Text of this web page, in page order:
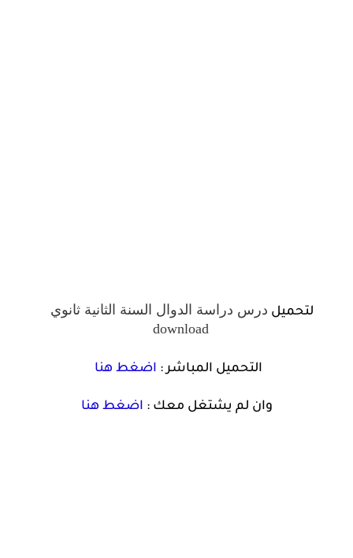
لتحميل درس دراسة الدوال السنة الثانية ثانوي
download
التحميل المباشر : اضغط هنا
وان لم يشتغل معك : اضغط هنا